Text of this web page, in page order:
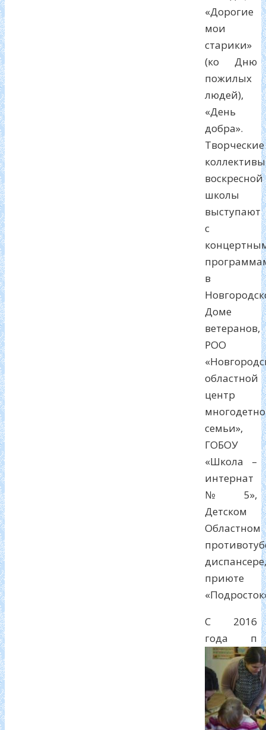
«Дорогие
мои
старики»
(ко Дню
пожилых
людей),
«День
добра».
Творческие
коллективы
воскресной
школы
выступают
с
в
Доме
ветеранов,
РОО
областной
центр
семьи»,
ГОБОУ
«Школа –
интернат
№ 5»,
Детском
Областном
диспансере,
приюте
С 2016
года п